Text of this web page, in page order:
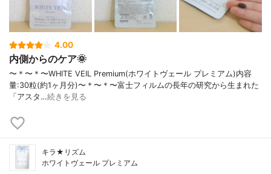
4.00
内側からのケア🌞
〜＊〜＊〜WHITE VEIL Premium(ホワイトヴェール プレミアム)内容
量:30粒(約1ヶ月分)〜＊〜＊〜富士フィルムの長年の研究から生まれた
「アスタ…続きを見る
キラ★リズム
ホワイトヴェール プレミアム